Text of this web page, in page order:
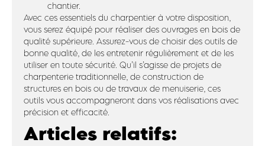
chantier.
Avec ces essentiels du charpentier à votre disposition,
vous serez équipé pour réaliser des ouvrages en bois de
qualité supérieure. Assurez-vous de choisir des outils de
bonne qualité, de les entretenir régulièrement et de les
utiliser en toute sécurité. Qu’il s’agisse de projets de
charpenterie traditionnelle, de construction de
structures en bois ou de travaux de menuiserie, ces
outils vous accompagneront dans vos réalisations avec
précision et efficacité.
Articles relatifs: